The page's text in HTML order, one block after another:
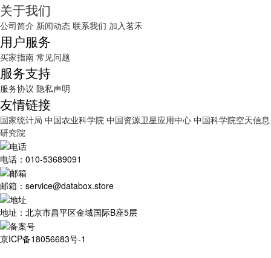
关于我们
公司简介 新闻动态 联系我们 加入茗禾
用户服务
买家指南 常见问题
服务支持
服务协议 隐私声明
友情链接
国家统计局 中国农业科学院 中国资源卫星应用中心 中国科学院空天信息
研究院
电话：010-53689091
邮箱：service@databox.store
地址：北京市昌平区金域国际B座5层
京ICP备18056683号-1